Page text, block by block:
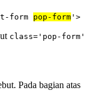
form pop-form '>
class='pop-form'
Pada bagian atas